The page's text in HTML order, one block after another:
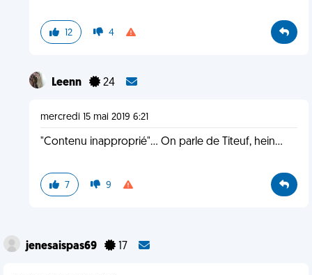
12 4
Leenn 24
mercredi 15 mai 2019 6:21
"Contenu inapproprié"... On parle de Titeuf, hein...
7 9
jenesaispas69 17